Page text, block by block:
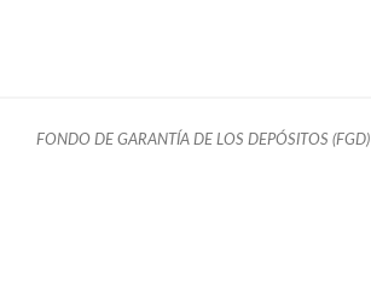
FONDO DE GARANTÍA DE LOS DEPÓSITOS (FGD)